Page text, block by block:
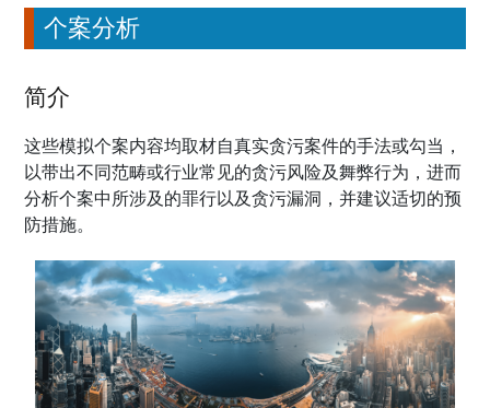
个案分析
简介
这些模拟个案内容均取材自真实贪污案件的手法或勾当，
以带出不同范畴或行业常见的贪污风险及舞弊行为，进而
分析个案中所涉及的罪行以及贪污漏洞，并建议适切的预
防措施。